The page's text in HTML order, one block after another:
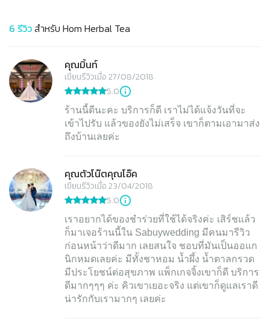
6 รีวิวสำหรับ Hom Herbal Tea
คุณมิ้นท์
เขียนรีวิวเมื่อ 27/08/2018
5.0
ร้านนี้ดีนะคะ บริการก็ดี เราไม่ได้แจ้งวันที่จะ
เข้าไปรับ แล้วของยังไม่เสร็จ เขาก็ตามเอามาส่ง
ถึงบ้านเลยค่ะ
คุณตัวโน๊ตคุณโอ๊ค
เขียนรีวิวเมื่อ 23/04/2018
5.0
เราอยากได้ของชำร่วยที่ใช้ได้จริงค่ะ เสิร์ชแล้ว
ก็มาเจอร้านนี้ใน Sabuywedding มีคนมารีวิว
ก่อนหน้าว่าดีมาก เลยสนใจ ชอบที่มันเป็นออแก
นิกหมดเลยค่ะ มีทั้งชาหอม น้ำผึ้ง น้ำตาลกรวด
มีประโยชน์ต่อสุขภาพ แพ็กเกจจิ้งเขาก็ดี บริการ
ดีมากๆๆๆ ค่ะ คิวเขาเยอะจริง แต่เขาก็ดูแลเราดี
น่ารักกับเรามากๆ เลยค่ะ